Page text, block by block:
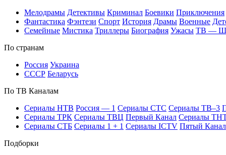
Ме­ло­дра­мы Де­тек­ти­вы Кри­ми­нал Бое­ви­ки При­клю­че­ния
Фан­та­сти­ка Фэн­те­зи Спорт Ис­то­рия Дра­мы Во­ен­ные
Се­мей­ные Мис­ти­ка Трил­ле­ры Био­гра­фия Ужа­сы ТВ —
По стра­нам
Рос­сия Ук­раи­на
СССР Бе­ла­русь
По ТВ Ка­на­лам
Се­риа­лы НТВ Рос­сия — 1 Се­риа­лы СТС Се­риа­лы ТВ–3
Се­риа­лы ТРК Се­риа­лы ТВЦ Пер­вый Ка­нал Се­риа­лы
Се­риа­лы СТБ Се­риа­лы 1 + 1 Се­риа­лы ICTV Пя­тый Ка­нал
Подборки